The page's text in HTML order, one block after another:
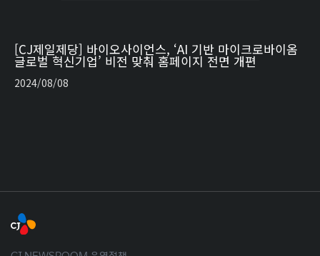
[CJ제일제당] 바이오사이언스, ‘AI 기반 마이크로바이옴
글로벌 혁신기업’ 비전 맞춰 홈페이지 전면 개편
2024/08/08